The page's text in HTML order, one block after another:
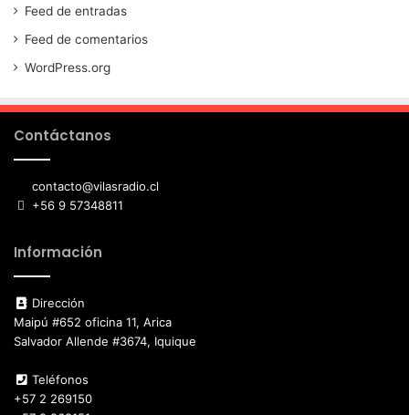
Feed de entradas
Feed de comentarios
WordPress.org
Contáctanos
contacto@vilasradio.cl
+56 9 57348811
Información
Dirección
Maipú #652 oficina 11, Arica
Salvador Allende #3674, Iquique
Teléfonos
+57 2 269150